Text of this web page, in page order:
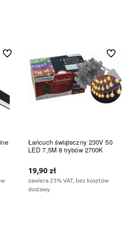
Do ulubionych
Łańcuch świąteczny 230V 50
LED 7,5M 8 trybów 2700K
19,90 zł
zawiera 23% VAT, bez kosztów
dostawy
Do